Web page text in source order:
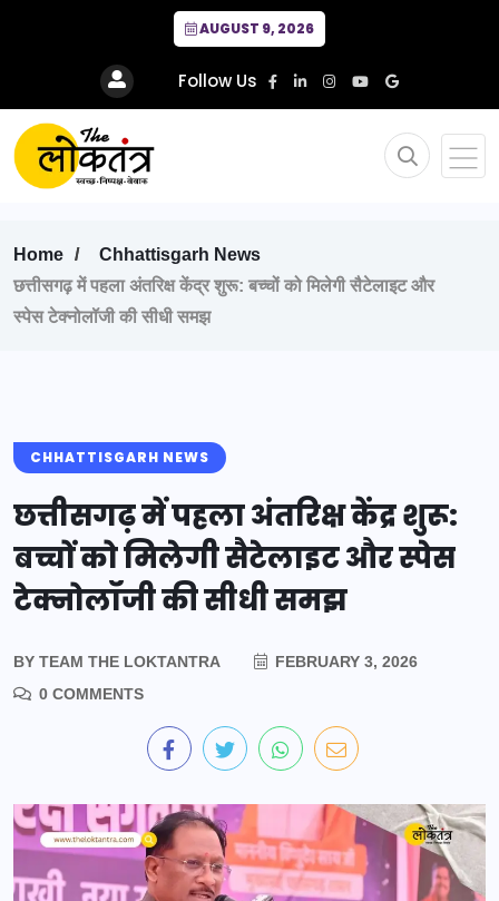
AUGUST 9, 2026
Follow Us
Home
Chhattisgarh News
छत्तीसगढ़ में पहला अंतरिक्ष केंद्र शुरू: बच्चों को मिलेगी सैटेलाइट और
स्पेस टेक्नोलॉजी की सीधी समझ
CHHATTISGARH NEWS
छत्तीसगढ़ में पहला अंतरिक्ष केंद्र शुरू:
बच्चों को मिलेगी सैटेलाइट और स्पेस
टेक्नोलॉजी की सीधी समझ
BY TEAM THE LOKTANTRA
FEBRUARY 3, 2026
0 COMMENTS